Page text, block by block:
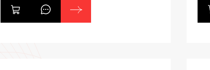
计，长时间焊接不发烫，直径小，手持方
便，不会因为太细容易脱落， 也不会因